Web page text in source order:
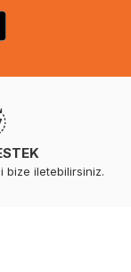
bize iletebilirsiniz.